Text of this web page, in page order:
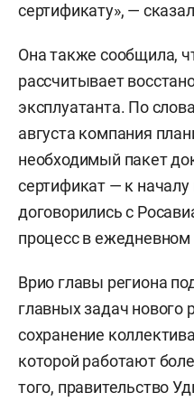
сертификату», —
Она также сообщила,
рассчитывает
эксплуатанта. По
августа компания
необходимый пакет
сертификат — к началу
договорились с
процесс в
Врио главы региона
главных задач нового
сохранение
которой работают
того, правительство